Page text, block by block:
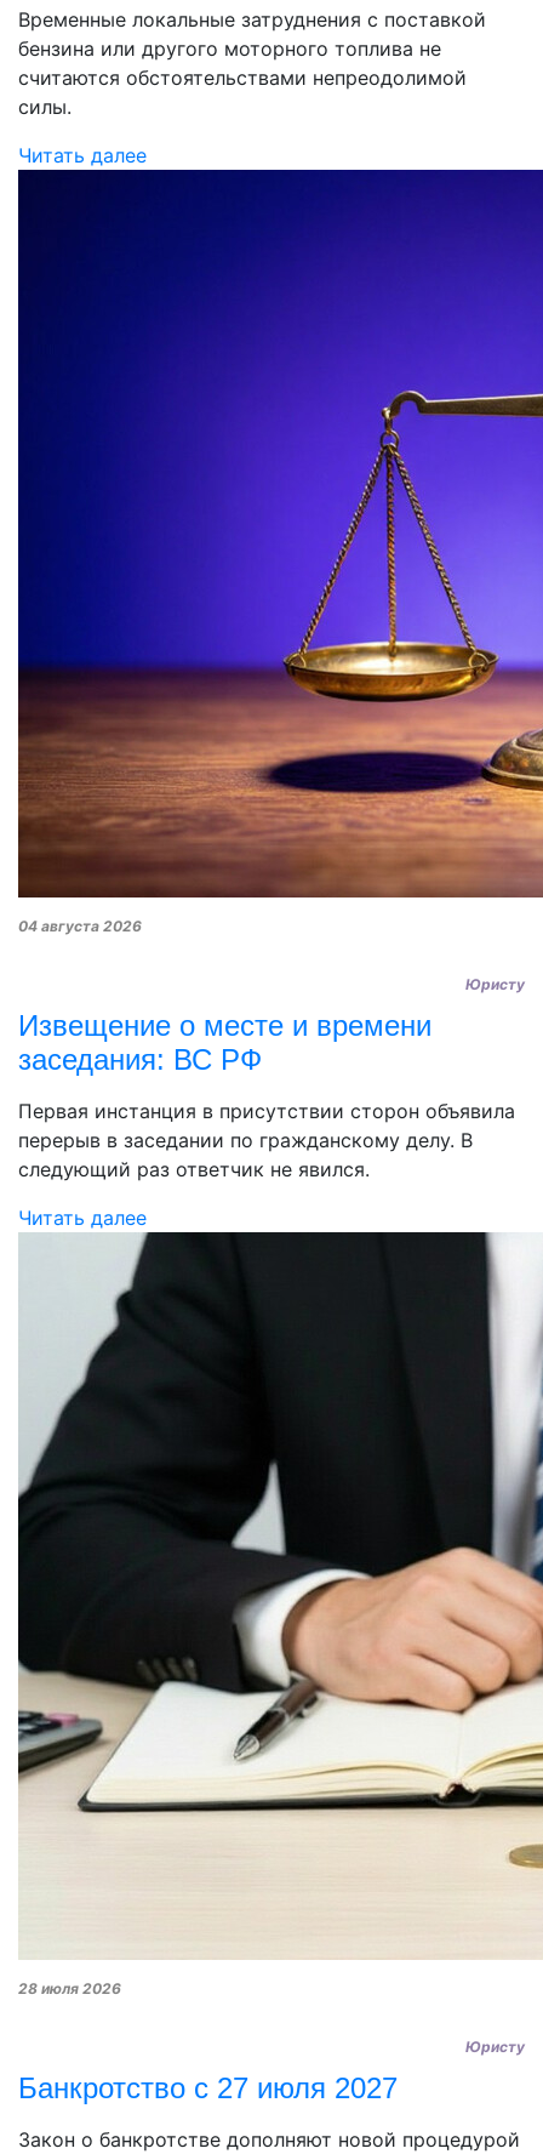
Временные локальные затруднения с поставкой
бензина или другого моторного топлива не
считаются обстоятельствами непреодолимой
силы.
Читать далее
04 августа 2026
Юристу
Извещение о месте и времени
заседания: ВС РФ
Первая инстанция в присутствии сторон объявила
перерыв в заседании по гражданскому делу. В
следующий раз ответчик не явился.
Читать далее
28 июля 2026
Юристу
Банкротство с 27 июля 2027
Закон о банкротстве дополняют новой процедурой